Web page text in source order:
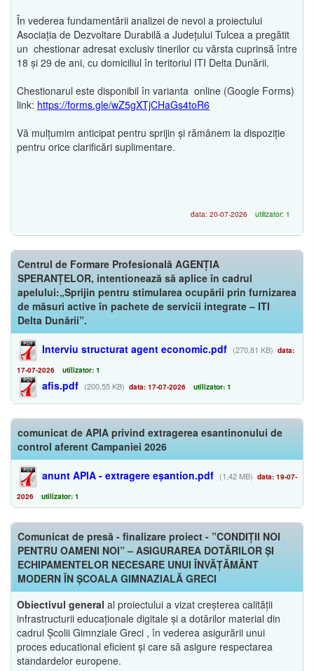
În vederea fundamentării analizei de nevoi a proiectului
Asociația de Dezvoltare Durabilă a Județului Tulcea a pregătit
un chestionar adresat exclusiv tinerilor cu vârsta cuprinsă între
18 și 29 de ani, cu domiciliul în teritoriul ITI Delta Dunării.
Chestionarul este disponibil în varianta online (Google Forms)
link: https://forms.gle/wZ5gXTjCHaGs4toR6
Vă mulțumim anticipat pentru sprijin și rămânem la dispoziție
pentru orice clarificări suplimentare.
data: 20-07-2026 utilizator: 1
Centrul de Formare Profesională AGENȚIA
SPERANȚELOR, intentionează să aplice în cadrul
apelului:„Sprijin pentru stimularea ocupării prin furnizarea
de măsuri active în pachete de servicii integrate – ITI
Delta Dunării”.
Interviu structurat agent economic.pdf (270,81 KB) data:
17-07-2026 utilizator: 1
afis.pdf (200,55 KB) data: 17-07-2026 utilizator: 1
comunicat de APIA privind extragerea esantinonului de
control aferent Campaniei 2026
anunt APIA - extragere eșantion.pdf (1,42 MB) data: 19-07-
2026 utilizator: 1
Comunicat de presă - finalizare proiect - ”CONDIȚII NOI
PENTRU OAMENI NOI” – ASIGURAREA DOTĂRILOR ȘI
ECHIPAMENTELOR NECESARE UNUI ÎNVĂȚĂMÂNT
MODERN ÎN ȘCOALA GIMNAZIALĂ GRECI
Obiectivul general al proiectului a vizat creșterea calității
infrastructurii educaționale digitale și a dotărilor material din
cadrul Școlii Gimnziale Greci , în vederea asigurării unui
proces educational eficient și care să asigure respectarea
standardelor europene.